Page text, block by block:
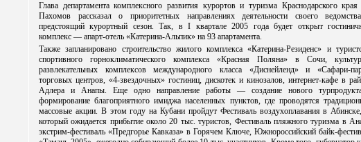
Глава департамента комплексного развития курортов и туризма Краснодарского
Пахомов рассказал о приоритетных направлениях деятельности своего
предстоящий курортный сезон. Так, в I квартале 2005 года будет открыт
комплекс — апарт-отель «Катерина-Альпик» на 93 апартамента.
Также запланировано строительство жилого комплекса «Катерина-Резиденс» и
спортивного горноклиматического комплекса «Красная Поляна» в Сочи,
развлекательных комплексов международного класса «Диснейленд» и «Сафари-
торговых центров, «4-звездочных» гостиниц, дискотек и кинозалов, интернет-кафе в
Адлера и Анапы. Еще одно направление работы — создание нового
формирование благоприятного имиджа населенных пунктов, где проводятся
массовые акции. В этом году на Кубани пройдут Фестиваль воздухоплавания в
который ожидается прибытие около 20 тыс. туристов, Фестиваль пляжного туризма в
экстрим-фестиваль «Предгорье Кавказа» в Горячем Ключе, Южнороссийский байк-